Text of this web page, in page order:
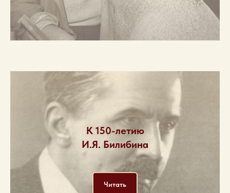
К 150-летию
И.Я. Билибина
Читать